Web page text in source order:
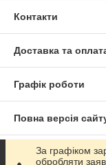
Контакти
Доставка та
Графік роботи
Повна версія
Сайт створено на
За графіком
обробляти